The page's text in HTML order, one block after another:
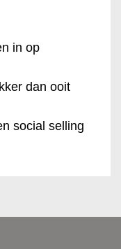
in op
dan ooit
social selling